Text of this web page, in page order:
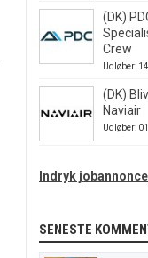
(DK)
Crew
Udløber:
(DK)
Naviair
Udløber:
Indryk jobannonce
SENESTE